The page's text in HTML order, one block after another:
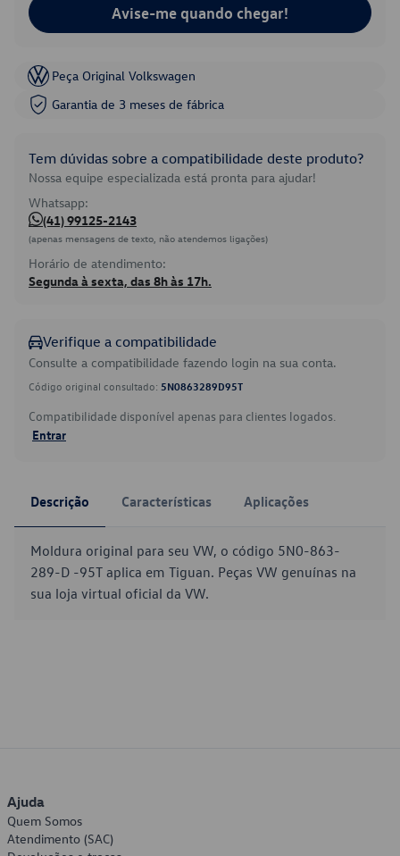
Avise-me quando chegar!
Peça Original Volkswagen
Garantia de 3 meses de fábrica
Tem dúvidas sobre a compatibilidade deste produto?
Nossa equipe especializada está pronta para ajudar!
Whatsapp:
(41) 99125-2143
(apenas mensagens de texto, não atendemos ligações)
Horário de atendimento:
Segunda à sexta, das 8h às 17h.
Verifique a compatibilidade
Consulte a compatibilidade fazendo login na sua conta.
Código original consultado: 5N0863289D95T
Compatibilidade disponível apenas para clientes logados.
Entrar
Descrição Características Aplicações
Moldura original para seu VW, o código 5N0-863-
289-D -95T aplica em Tiguan. Peças VW genuínas na
sua loja virtual oficial da VW.
Ajuda
Quem Somos
Atendimento (SAC)